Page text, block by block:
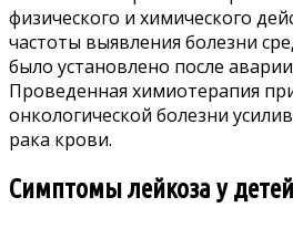
физического и химического
частоты выявления болезни
было установлено после
Проведенная химиотерапия
онкологической болезни
рака крови.
Симптомы лейкоза у детей